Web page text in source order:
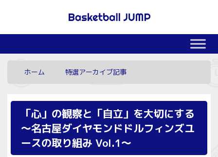
ホーム 特選アーカイブ記事
「心」の観察と「自立」を大切にする
～名古屋ダイヤモンドドルフィンズユ
ースの取り組み Vol.1～